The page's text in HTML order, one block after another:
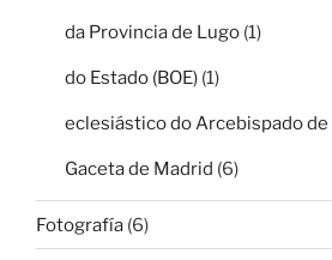
da Provincia de Lugo (1)
do Estado (BOE) (1)
eclesiástico do Arcebispado
Gaceta de Madrid (6)
Fotografía (6)